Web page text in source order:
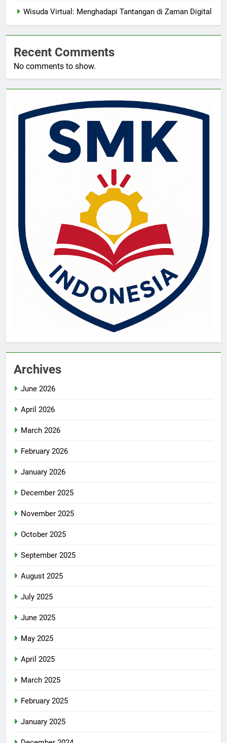
Wisuda Virtual: Menghadapi Tantangan di Zaman Digital
Recent Comments
No comments to show.
Archives
June 2026
April 2026
March 2026
February 2026
January 2026
December 2025
November 2025
October 2025
September 2025
August 2025
July 2025
June 2025
May 2025
April 2025
March 2025
February 2025
January 2025